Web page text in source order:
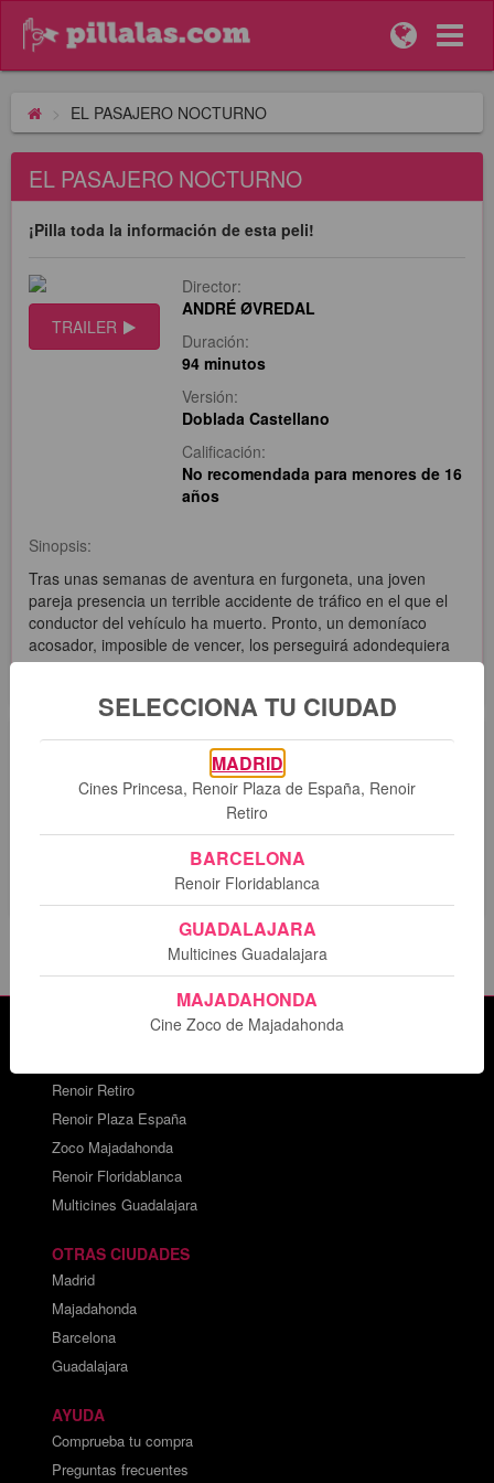
EL PASAJERO NOCTURNO
EL PASAJERO NOCTURNO
¡Pilla toda la información de esta peli!
TRAILER
Director:
ANDRÉ ØVREDAL
Duración:
94 minutos
Versión:
Doblada Castellano
Calificación:
No recomendada para menores de 16
años
Sinopsis:
Tras unas semanas de aventura en furgoneta, una joven
pareja presencia un terrible accidente de tráfico en el que el
conductor del vehículo ha muerto. Pronto, un demoníaco
acosador, imposible de vencer, los perseguirá adondequiera
que vayan.
Sesiones
CARTELERAS DE CINE
Renoir Retiro
Renoir Plaza España
Zoco Majadahonda
Renoir Floridablanca
Multicines Guadalajara
OTRAS CIUDADES
Madrid
Majadahonda
Barcelona
Guadalajara
AYUDA
Comprueba tu compra
Preguntas frecuentes
SELECCIONA TU CIUDAD
MADRID
Cines Princesa, Renoir Plaza de España, Renoir
Retiro
BARCELONA
Renoir Floridablanca
GUADALAJARA
Multicines Guadalajara
MAJADAHONDA
Cine Zoco de Majadahonda